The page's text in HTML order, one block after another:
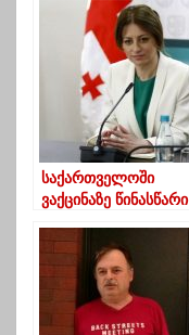
საქართველოში
ვაქცინაზე წინასწარი
რეგისტრაცია იწყება